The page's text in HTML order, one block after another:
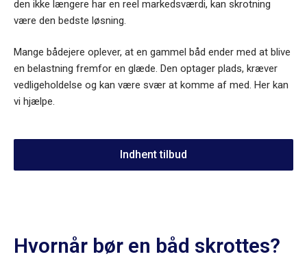
den ikke længere har en reel markedsværdi, kan skrotning
være den bedste løsning.
Mange bådejere oplever, at en gammel båd ender med at blive
en belastning fremfor en glæde. Den optager plads, kræver
vedligeholdelse og kan være svær at komme af med. Her kan
vi hjælpe.
Indhent tilbud
Hvornår bør en båd skrottes?